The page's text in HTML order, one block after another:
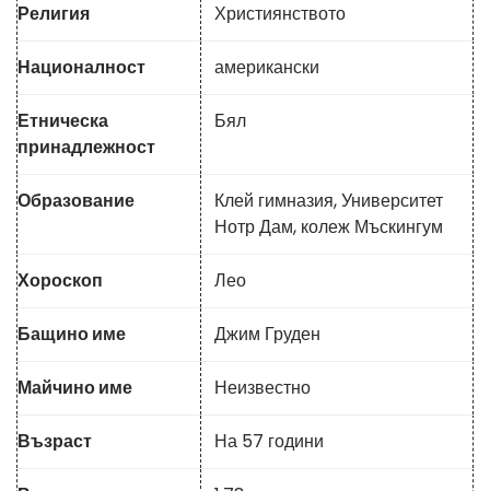
Религия Християнството
Националност американски
Етническа
принадлежност
Бял
Образование
Клей гимназия, Университет
Нотр Дам, колеж Мъскингум
Хороскоп Лео
Бащино име Джим Груден
Майчино име Неизвестно
Възраст На 57 години